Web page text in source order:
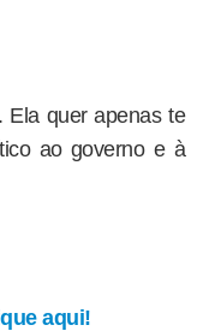
Ela quer apenas te
ao governo e à
aqui!